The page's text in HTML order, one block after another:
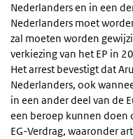
Nederlanders en in een
Nederlanders moet
zal moeten worden
verkiezing van het EP in
Het arrest bevestigt dat
Nederlanders, ook
in een ander deel van de
een beroep kunnen doen
EG-Verdrag, waaronder